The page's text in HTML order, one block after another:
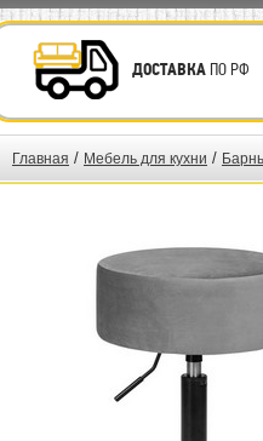
ДОСТАВКАПО РФ
Главная / Мебель для кухни /